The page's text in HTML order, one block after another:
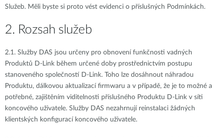
Služeb. Měli byste si proto vést evidenci o příslušných Podmínkách.
2. Rozsah služeb
2.1. Služby DAS jsou určeny pro obnovení funkčnosti vadných
Produktů D-Link během určené doby prostřednictvím postupu
stanoveného společností D-Link. Toho lze dosáhnout náhradou
Produktu, dálkovou aktualizací firmwaru a v případě, že je to možné a
potřebné, zajištěním viditelnosti příslušného Produktu D-Link v síti
koncového uživatele. Služby DAS nezahrnují reinstalaci žádných
klientských konfigurací koncového uživatele.